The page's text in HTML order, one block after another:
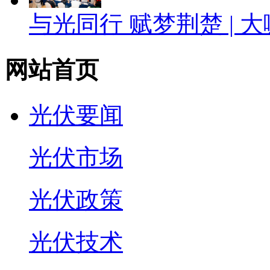
与光同行 赋梦荆楚 |
网站首页
光伏要闻
光伏市场
光伏政策
光伏技术